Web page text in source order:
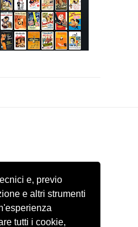
e, previo
e altri strumenti
tutti i cookie,